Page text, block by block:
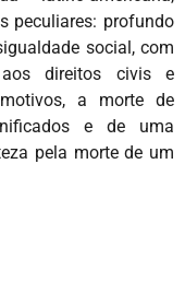
peculiares: profundo
social, com
aos direitos civis e
a morte de
e de uma
pela morte de um